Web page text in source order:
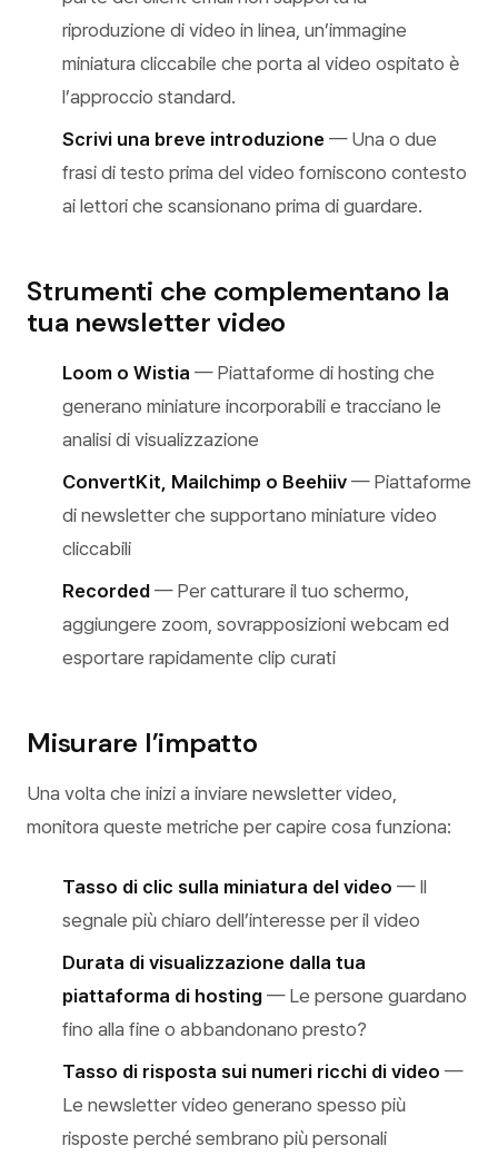
riproduzione di video in linea, un’immagine
miniatura cliccabile che porta al video ospitato è
l’approccio standard.
Scrivi una breve introduzione — Una o due
frasi di testo prima del video forniscono contesto
ai lettori che scansionano prima di guardare.
Strumenti che complementano la
tua newsletter video
Loom o Wistia — Piattaforme di hosting che
generano miniature incorporabili e tracciano le
analisi di visualizzazione
ConvertKit, Mailchimp o Beehiiv — Piattaforme
di newsletter che supportano miniature video
cliccabili
Recorded — Per catturare il tuo schermo,
aggiungere zoom, sovrapposizioni webcam ed
esportare rapidamente clip curati
Misurare l’impatto
Una volta che inizi a inviare newsletter video,
monitora queste metriche per capire cosa funziona:
Tasso di clic sulla miniatura del video — Il
segnale più chiaro dell’interesse per il video
Durata di visualizzazione dalla tua
piattaforma di hosting — Le persone guardano
fino alla fine o abbandonano presto?
Tasso di risposta sui numeri ricchi di video —
Le newsletter video generano spesso più
risposte perché sembrano più personali